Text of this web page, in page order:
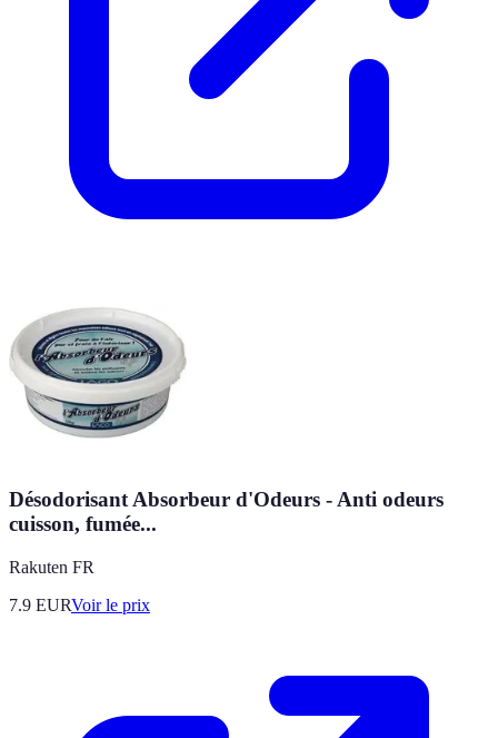
Désodorisant Absorbeur d'Odeurs - Anti odeurs
cuisson, fumée...
Rakuten FR
7.9 EURVoir le prix